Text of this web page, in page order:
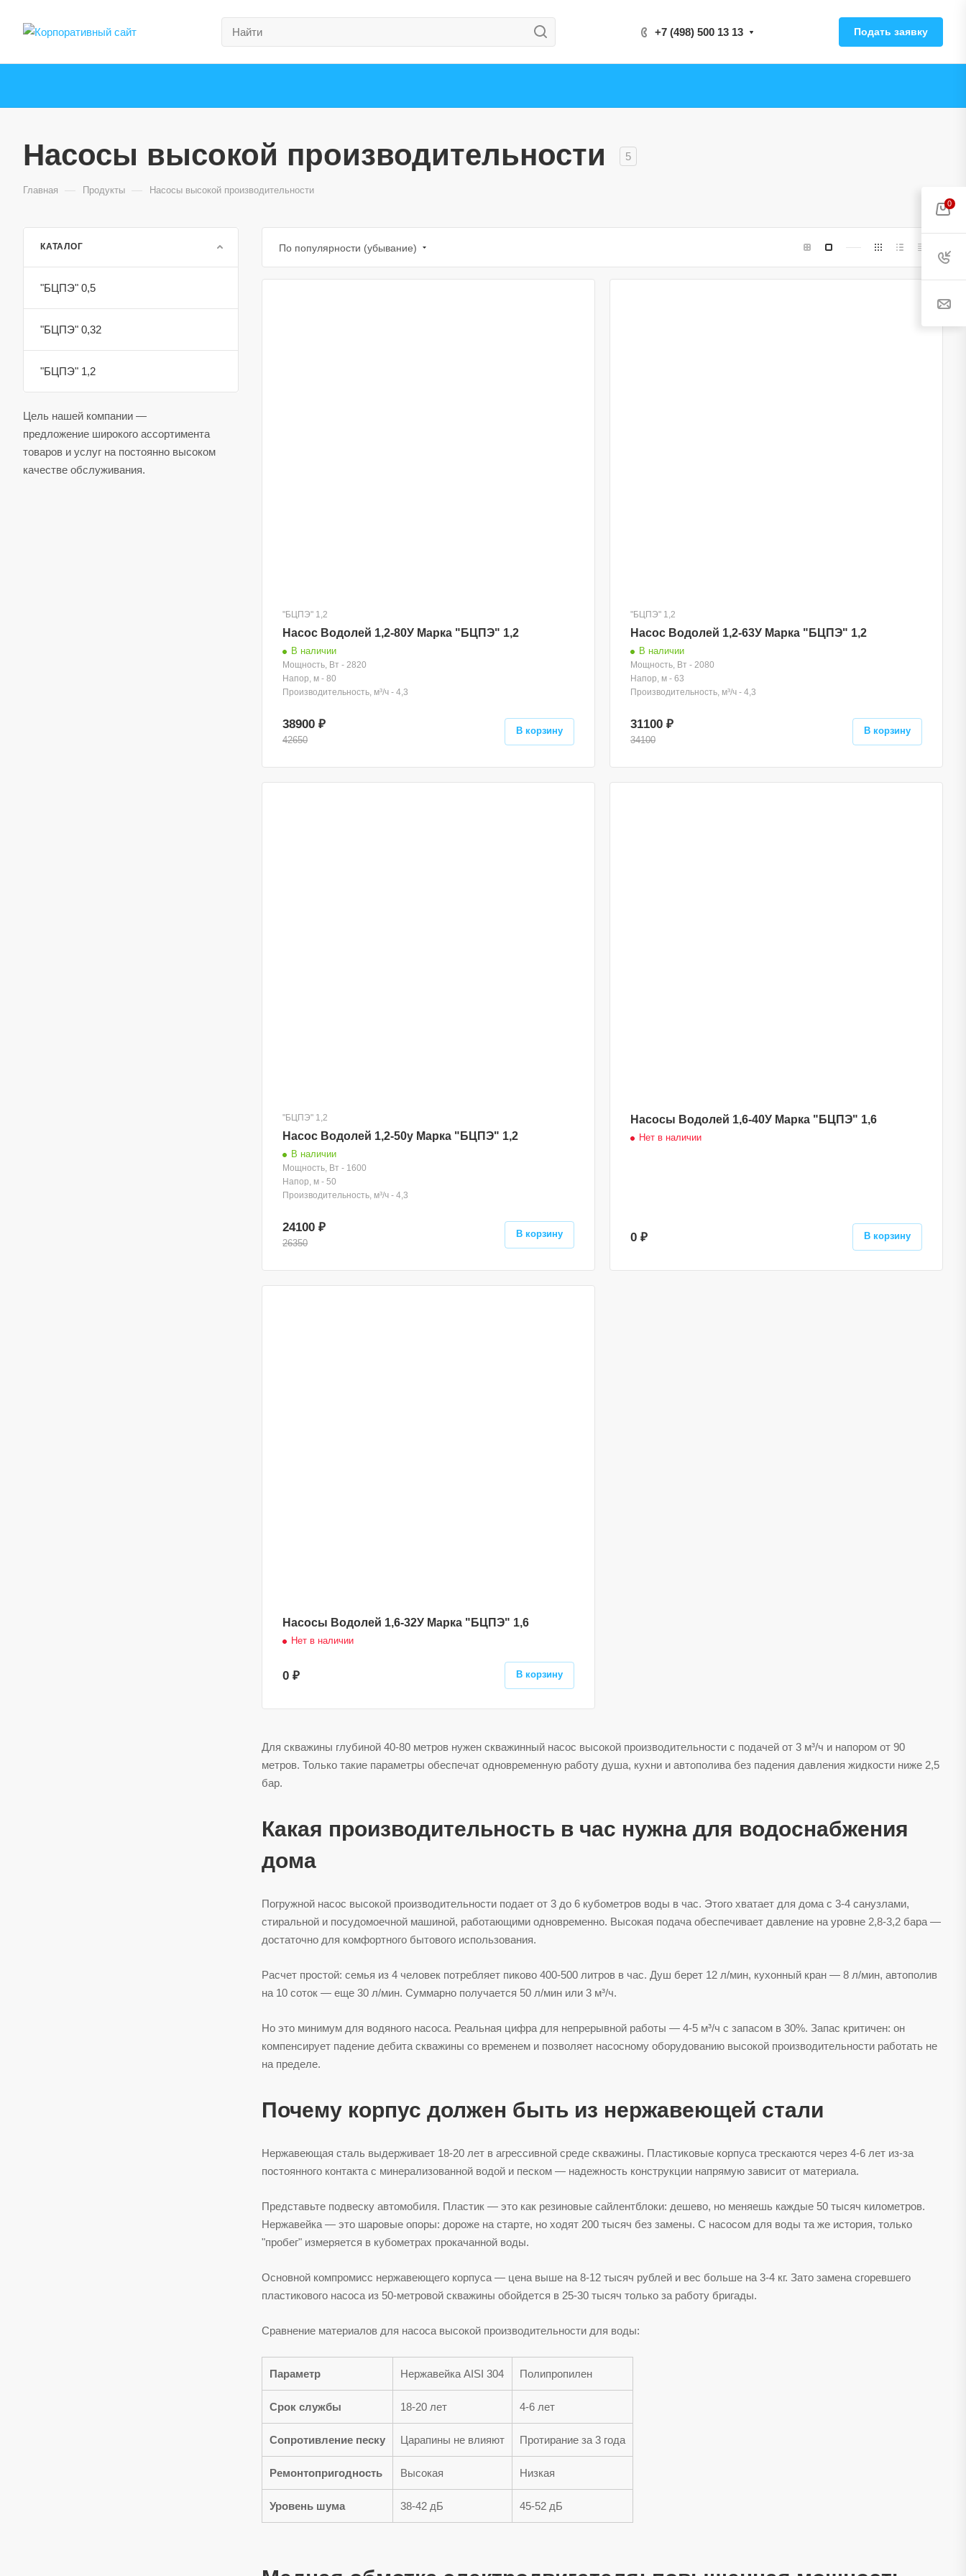
+7 (498) 500 13 13 Подать заявку
Насосы высокой производительности 5
Главная — Продукты — Насосы высокой производительности
По популярности (убывание)
"БЦПЭ" 1,2
Насос Водолей 1,2-80У Марка "БЦПЭ" 1,2
В наличии
Мощность, Вт - 2820
Напор, м - 80
Производительность, м³/ч - 4,3
38900 ₽
42650
В корзину
"БЦПЭ" 1,2
Насос Водолей 1,2-63У Марка "БЦПЭ" 1,2
В наличии
Мощность, Вт - 2080
Напор, м - 63
Производительность, м³/ч - 4,3
31100 ₽
34100
В корзину
"БЦПЭ" 1,2
Насос Водолей 1,2-50у Марка "БЦПЭ" 1,2
В наличии
Мощность, Вт - 1600
Напор, м - 50
Производительность, м³/ч - 4,3
24100 ₽
26350
В корзину
Насосы Водолей 1,6-40У Марка "БЦПЭ" 1,6
Нет в наличии
0 ₽ В корзину
Насосы Водолей 1,6-32У Марка "БЦПЭ" 1,6
Нет в наличии
0 ₽ В корзину
Для скважины глубиной 40-80 метров нужен скважинный насос высокой производительности с подачей от 3 м³/ч и напором от 90
метров. Только такие параметры обеспечат одновременную работу душа, кухни и автополива без падения давления жидкости ниже 2,5
бар.
Какая производительность в час нужна для водоснабжения
дома
Погружной насос высокой производительности подает от 3 до 6 кубометров воды в час. Этого хватает для дома с 3-4 санузлами,
стиральной и посудомоечной машиной, работающими одновременно. Высокая подача обеспечивает давление на уровне 2,8-3,2 бара —
достаточно для комфортного бытового использования.
Расчет простой: семья из 4 человек потребляет пиково 400-500 литров в час. Душ берет 12 л/мин, кухонный кран — 8 л/мин, автополив
на 10 соток — еще 30 л/мин. Суммарно получается 50 л/мин или 3 м³/ч.
Но это минимум для водяного насоса. Реальная цифра для непрерывной работы — 4-5 м³/ч с запасом в 30%. Запас критичен: он
компенсирует падение дебита скважины со временем и позволяет насосному оборудованию высокой производительности работать не
на пределе.
Почему корпус должен быть из нержавеющей стали
Нержавеющая сталь выдерживает 18-20 лет в агрессивной среде скважины. Пластиковые корпуса трескаются через 4-6 лет из-за
постоянного контакта с минерализованной водой и песком — надежность конструкции напрямую зависит от материала.
Представьте подвеску автомобиля. Пластик — это как резиновые сайлентблоки: дешево, но меняешь каждые 50 тысяч километров.
Нержавейка — это шаровые опоры: дороже на старте, но ходят 200 тысяч без замены. С насосом для воды та же история, только
"пробег" измеряется в кубометрах прокачанной воды.
Основной компромисс нержавеющего корпуса — цена выше на 8-12 тысяч рублей и вес больше на 3-4 кг. Зато замена сгоревшего
пластикового насоса из 50-метровой скважины обойдется в 25-30 тысяч только за работу бригады.
Сравнение материалов для насоса высокой производительности для воды:
Параметр Нержавейка AISI 304 Полипропилен
Срок службы 18-20 лет 4-6 лет
Сопротивление песку Царапины не влияют Протирание за 3 года
Ремонтопригодность Высокая Низкая
Уровень шума 38-42 дБ 45-52 дБ
КАТАЛОГ
"БЦПЭ" 0,5
"БЦПЭ" 0,32
"БЦПЭ" 1,2
Цель нашей компании —
предложение широкого ассортимента
товаров и услуг на постоянно высоком
качестве обслуживания.
0